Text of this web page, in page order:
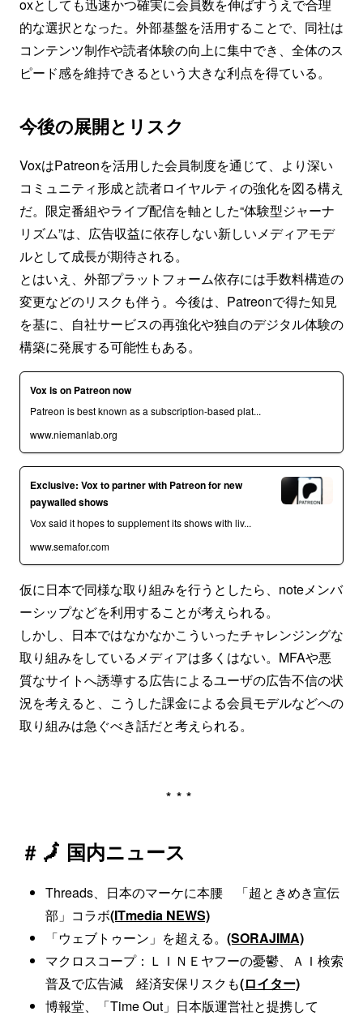
oxとしても迅速かつ確実に会員数を伸ばすうえで合理
的な選択となった。外部基盤を活用することで、同社は
コンテンツ制作や読者体験の向上に集中でき、全体のス
ピード感を維持できるという大きな利点を得ている。
今後の展開とリスク
VoxはPatreonを活用した会員制度を通じて、より深い
コミュニティ形成と読者ロイヤルティの強化を図る構え
だ。限定番組やライブ配信を軸とした“体験型ジャーナ
リズム”は、広告収益に依存しない新しいメディアモデ
ルとして成長が期待される。
とはいえ、外部プラットフォーム依存には手数料構造の
変更などのリスクも伴う。今後は、Patreonで得た知見
を基に、自社サービスの再強化や独自のデジタル体験の
構築に発展する可能性もある。
Vox is on Patreon now
Patreon is best known as a subscription-based plat...
www.niemanlab.org
Exclusive: Vox to partner with Patreon for new
paywalled shows
Vox said it hopes to supplement its shows with liv...
www.semafor.com
仮に日本で同様な取り組みを行うとしたら、noteメンバ
ーシップなどを利用することが考えられる。
しかし、日本ではなかなかこういったチャレンジングな
取り組みをしているメディアは多くはない。MFAや悪
質なサイトへ誘導する広告によるユーザの広告不信の状
況を考えると、こうした課金による会員モデルなどへの
取り組みは急ぐべき話だと考えられる。
***
# 🗾 国内ニュース
Threads、日本のマーケに本腰 「超ときめき宣伝
部」コラボ(ITmedia NEWS)
「ウェブトゥーン」を超える。 (SORAJIMA)
マクロスコープ：ＬＩＮＥヤフーの憂鬱、ＡＩ検索
普及で広告減 経済安保リスクも(ロイター)
博報堂、「Time Out」日本版運営社と提携して